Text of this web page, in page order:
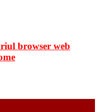
browser web